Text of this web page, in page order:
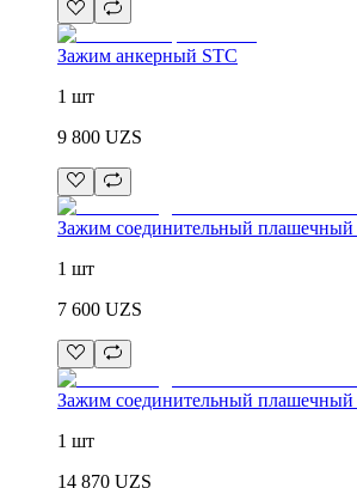
Зажим анкерный STC
1 шт
9 800 UZS
Зажим соединительный
1 шт
7 600 UZS
Зажим соединительный
1 шт
14 870 UZS